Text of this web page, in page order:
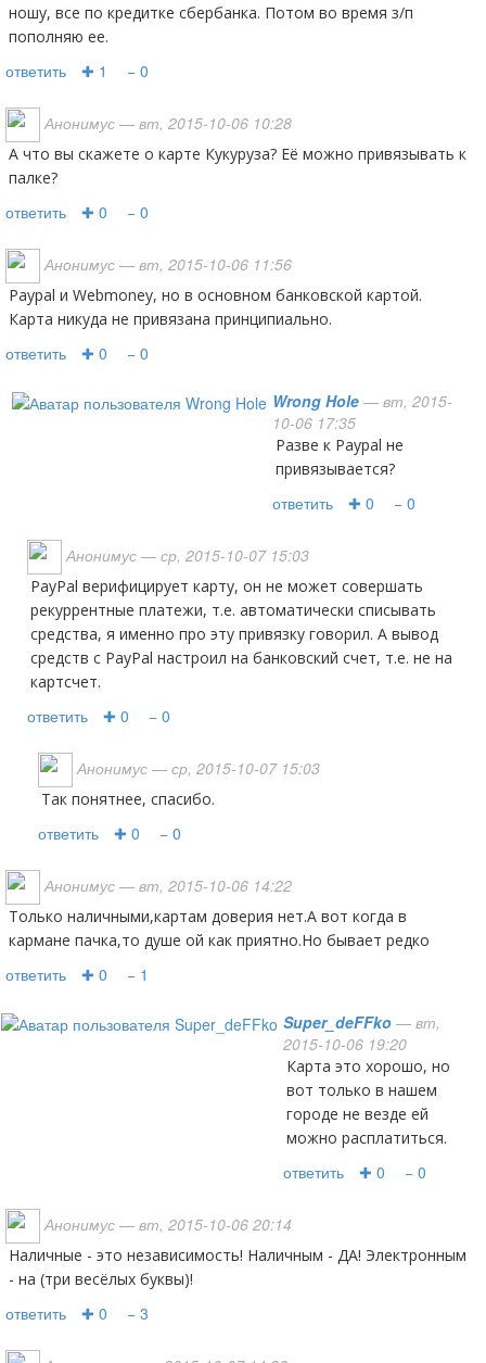
ношу, все по кредитке сбербанка. Потом во время з/п
пополняю ее.
ответить ✚ 1 − 0
Анонимус — вт, 2015-10-06 10:28
А что вы скажете о карте Кукуруза? Её можно привязывать к
палке?
ответить ✚ 0 − 0
Анонимус — вт, 2015-10-06 11:56
Paypal и Webmoney, но в основном банковской картой.
Карта никуда не привязана принципиально.
ответить ✚ 0 − 0
Wrong Hole — вт, 2015-
10-06 17:35
Разве к Paypal не
привязывается?
ответить ✚ 0 − 0
Анонимус — ср, 2015-10-07 15:03
PayPal верифицирует карту, он не может совершать
рекуррентные платежи, т.е. автоматически списывать
средства, я именно про эту привязку говорил. А вывод
средств с PayPal настроил на банковский счет, т.е. не на
картсчет.
ответить ✚ 0 − 0
Анонимус — ср, 2015-10-07 15:03
Так понятнее, спасибо.
ответить ✚ 0 − 0
Анонимус — вт, 2015-10-06 14:22
Только наличными,картам доверия нет.А вот когда в
кармане пачка,то душе ой как приятно.Но бывает редко
ответить ✚ 0 − 1
Super_deFFko — вт,
2015-10-06 19:20
Карта это хорошо, но
вот только в нашем
городе не везде ей
можно расплатиться.
ответить ✚ 0 − 0
Анонимус — вт, 2015-10-06 20:14
Наличные - это независимость! Наличным - ДА! Электронным
- на (три весёлых буквы)!
ответить ✚ 0 − 3